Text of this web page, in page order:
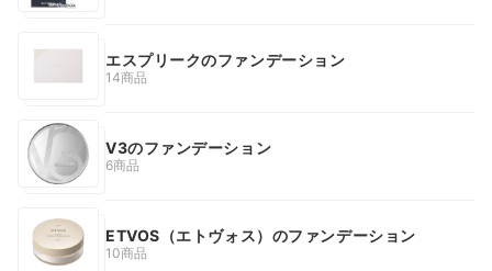
エスプリークのファンデーション
14商品
V3のファンデーション
6商品
ETVOS（エトヴォス）のファンデーション
10商品